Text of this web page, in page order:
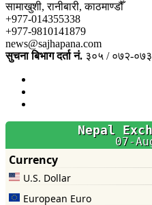
सामाखुशी, रानीबारी, काठमाण्डौँ
+977-014355338
+977-9810141879
news@sajhapana.com
सुचना बिभाग दर्ता नं. ३०५ / ०७२-०७३